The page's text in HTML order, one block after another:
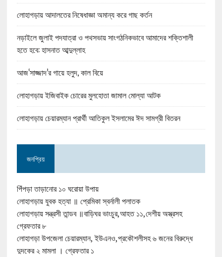
লোহাগড়ায় আদালতের নিষেধাজ্ঞা অমান্য করে গাছ কর্তন
নড়াইলে জুলাই পদযাত্রা ও পথসভায় সাংগঠনিকভাবে আমাদের শক্তিশালী
হতে হবে: হাসনাত আব্দুল্লাহ
আজ‘সাজ্জাদ’র গায়ে হলুদ, কাল বিয়ে
লোহাগড়ায় ইজিবাইক চোরের মুলহোতা জামাল মোল্যা আটক
লোহাগড়ায় চেয়ারম্যান প্রার্থী আতিকুল ইসলামের ঈদ সামগ্রী বিতরন
জনপ্রিয়
পিঁপড়া তাড়ানোর ১০ ঘরোয়া উপায়
লোহাগড়ায় যুবক হত্যা ॥ প্রেমিকা স্বর্নালী পলাতক
লোহাগড়ায় সন্ত্রসী তান্ডব ॥বাড়িঘর ভাংচুর,আহত ১১,দেশীয় অস্ত্রসহ
গ্রেফতার ৮
লোহাগড়া উপজেলা চেয়ারম্যান, ইউএনও,প্রকৌশলীসহ ৬ জনের বিরুদ্ধে
দুদকের ২ মামলা । গ্রেফতার ১